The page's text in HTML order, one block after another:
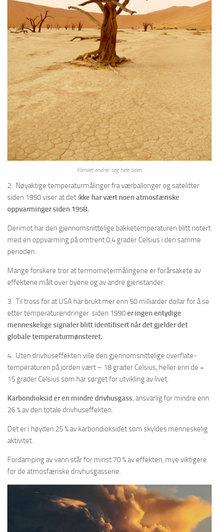
Klimaet endrer seg hele tiden.
2. Nøyaktige temperaturmålinger fra værballonger og satelitter
siden 1950 viser at det ikke har vært noen atmosfæriske
oppvarminger siden 1958.
Derimot har den gjennomsnittelige bakketemperaturen blitt notert
med en oppvarming på omtrent 0,4 grader Celsius i den samme
perioden.
Mange forskere tror at termometermålingene er forårsakete av
effektene målt over byene og av andre gjenstander.
3. Til tross for at USA har brukt mer enn 50 milliarder dollar for å se
etter temperaturendringer siden 1990er ingen entydige
menneskelige signaler blitt identifisert når det gjelder det
globale temperaturmønsteret.
4. Uten drivhuseffekten ville den gjennomsnittelige overflate-
temperaturen på jorden vært – 18 grader Celsius, heller enn de +
15 grader Celsius som har sørget for utvikling av livet.
Karbondioksid er en mindre drivhusgass, ansvarlig for mindre enn
26 % av den totale drivhuseffekten.
Det er i høyden 25 % av karbondioksidet som skyldes menneskelig
aktivitet.
Fordamping av vann står for minst 70 % av effekten, mye viktigere
for de atmosfæriske drivhusgassene.